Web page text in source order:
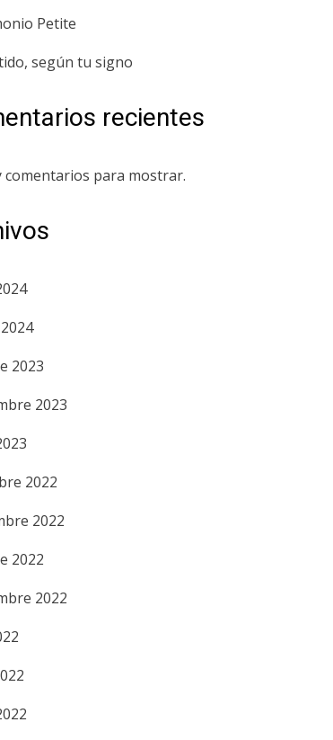
Petite
según tu signo
recientes
comentarios para mostrar.
2023
2023
2022
2022
2022
2022